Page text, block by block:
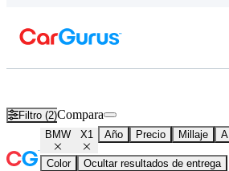
Filtro (2)Compara
BMW X1 Año Precio Millaje
Color
Ocultar resultados de entrega